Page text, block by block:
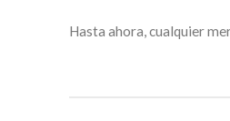
Hasta ahora, cualquier